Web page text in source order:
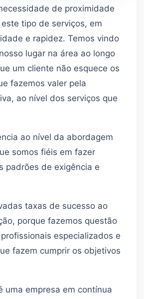
de proximidade
tipo de serviços, em
e rapidez. Temos vindo
lugar na área ao longo
um cliente não esquece os
fazemos valer pela
ao nível dos serviços que
ao nível da abordagem
somos fiéis em fazer
padrões de exigência e
taxas de sucesso ao
porque fazemos questão
especializados e
fazem cumprir os objetivos
uma empresa em contínua